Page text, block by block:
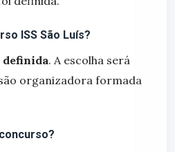
ISS São Luís?
definida. A escolha será
organizadora formada